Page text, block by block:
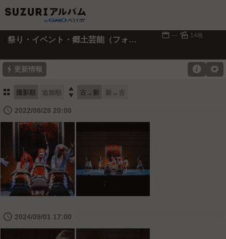
祭り・イベント・郷土芸能（フォトダウンロード用） 📅 --- 🌄 14枚
⚡ 更新情報 ⚙

⚏ 撮影順 追加順  古→新 新→古
🕔 2022/08/28 20:00
🕔 2024/09/01 17:00